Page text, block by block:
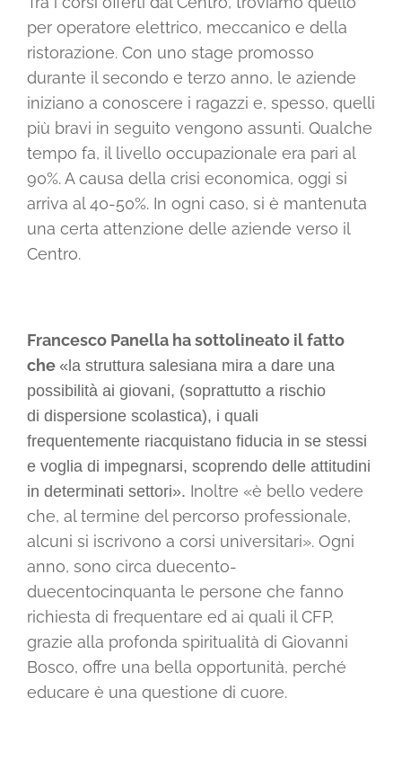
per operatore elettrico, meccanico e della
ristorazione. Con uno stage promosso
durante il secondo e terzo anno, le aziende
iniziano a conoscere i ragazzi e, spesso, quelli
più bravi in seguito vengono assunti. Qualche
tempo fa, il livello occupazionale era pari al
90%. A causa della crisi economica, oggi si
arriva al 40-50%. In ogni caso, si è mantenuta
una certa attenzione delle aziende verso il
Centro.
Francesco Panella ha sottolineato il fatto
che «la struttura salesiana mira a dare una
possibilità ai giovani, (soprattutto a rischio
di dispersione scolastica), i quali
frequentemente riacquistano fiducia in se stessi
e voglia di impegnarsi, scoprendo delle attitudini
in determinati settori». Inoltre «è bello vedere
che, al termine del percorso professionale,
alcuni si iscrivono a corsi universitari». Ogni
anno, sono circa duecento-
duecentocinquanta le persone che fanno
richiesta di frequentare ed ai quali il CFP,
grazie alla profonda spiritualità di Giovanni
Bosco, offre una bella opportunità, perché
educare è una questione di cuore.